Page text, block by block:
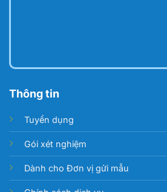
Thông tin
Tuyển dụng
Gói xét nghiệm
Dành cho Đơn vị gửi mẫu